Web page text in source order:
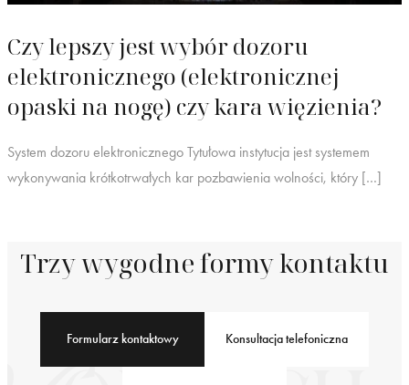
Czy lepszy jest wybór dozoru
elektronicznego (elektronicznej
opaski na nogę) czy kara więzienia?
System dozoru elektronicznego Tytułowa instytucja jest systemem
wykonywania krótkotrwałych kar pozbawienia wolności, który […]
Trzy wygodne formy kontaktu
Formularz kontaktowy Konsultacja telefoniczna